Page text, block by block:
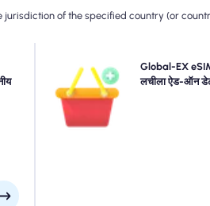
of the specified country (or
हो
Global-EX
लचीला ऐड-ऑन
अधिक डेटा की आवश्यकता है या अपनी
5 जी/4 जी कनेक्टिविटी का आनंद लेने
eSIM में एक ऐड-ऑन खरीदें। जब आपकी
जाती है, तो आपका ऐड-ऑन सक्रिय हो